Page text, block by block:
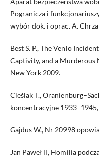
Pogranicza i
wybór dok. i oprac. A.
Best S. P., The Venlo
Captivity, and a Murderous
New York 2009.
Cieślak T.,
koncentracyjne
Gajdus W., Nr 20998
Jan Paweł II, Homilia